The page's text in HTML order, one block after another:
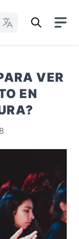
Cambiar idioma
VER
EN